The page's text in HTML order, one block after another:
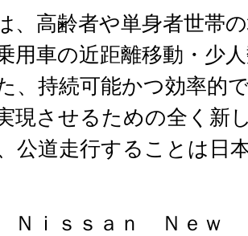
、高齢者や単身者世帯
用車の近距離移動・少
、持続可能かつ効率的
現させるための全く新
公道走行することは日
ｉｓｓａｎ Ｎｅｗ